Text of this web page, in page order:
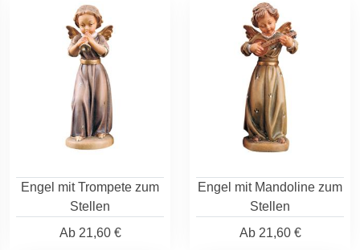
Engel mit Trompete zum
Stellen
Ab21,60 €
Engel mit Mandoline zum
Stellen
Ab21,60 €